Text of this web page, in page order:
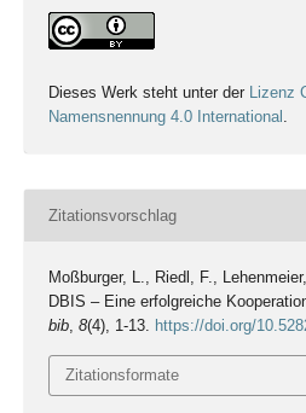
Dieses Werk steht unter der Lizenz
Namensnennung 4.0 International .
Zitationsvorschlag
Moßburger, L., Riedl, F.,
DBIS – Eine erfolgreiche
bib, 8(4), 1-13. https://doi.org/
Zitationsformate